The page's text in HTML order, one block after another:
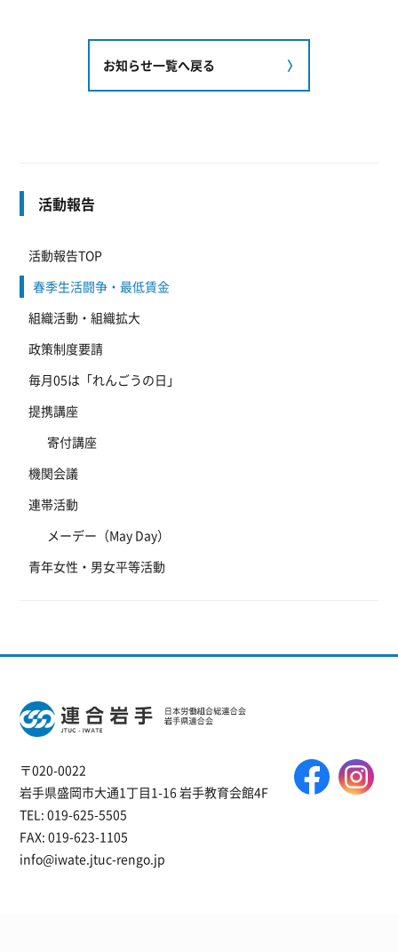
お知らせ一覧へ戻る
活動報告
活動報告TOP
春季生活闘争・最低賃金
組織活動・組織拡大
政策制度要請
毎月05は「れんごうの日」
提携講座
寄付講座
機関会議
連帯活動
メーデー（May Day）
青年女性・男女平等活動
〒020-0022
岩手県盛岡市大通1丁目1-16 岩手教育会館4F
TEL: 019-625-5505
FAX: 019-623-1105
info@iwate.jtuc-rengo.jp